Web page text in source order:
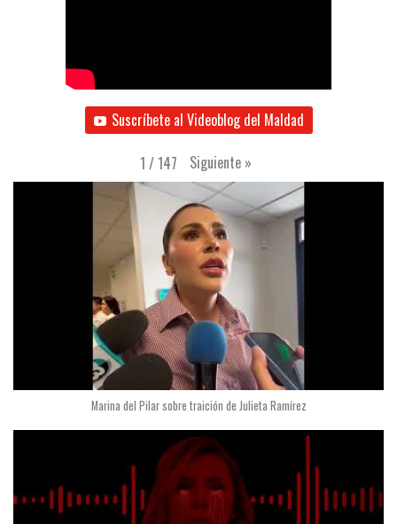
Suscríbete al Videoblog del Maldad
1 /147 Siguiente »
Marina del Pilar sobre traición de Julieta Ramírez